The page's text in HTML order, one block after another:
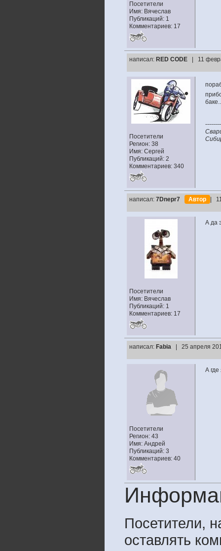
Посетители
Имя: Вячеслав
Публикаций: 1
Комментариев: 17
написал: RED CODE | 11
Посетители
Регион: 38
Имя: Сергей
Публикаций: 2
Комментариев: 340
написал: 7Dnepr7 Автор |
Посетители
Имя: Вячеслав
Публикаций: 1
Комментариев: 17
А да
написал: Fabia | 25 апреля
Посетители
Регион: 43
Имя: Андрей
Публикаций: 3
Комментариев: 40
А
Посетители,
оставлять